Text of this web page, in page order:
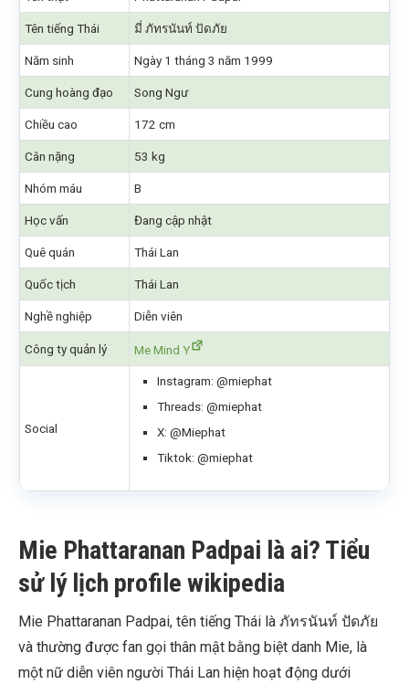
Tên tiếng Thái มี่ ภัทรนันท์ ปัดภัย
Năm sinh Ngày 1 tháng 3 năm 1999
Cung hoàng đạo Song Ngư
Chiều cao 172 cm
Cân nặng 53 kg
Nhóm máu B
Học vấn Đang cập nhật
Quê quán Thái Lan
Quốc tịch Thái Lan
Nghề nghiệp Diễn viên
Công ty quản lý Me Mind Y
Social
Instagram: @miephat
Threads: @miephat
X: @Miephat
Tiktok: @miephat
Mie Phattaranan Padpai là ai? Tiểu
sử lý lịch profile wikipedia
Mie Phattaranan Padpai, tên tiếng Thái là ภัทรนันท์ ปัดภัย
và thường được fan gọi thân mật bằng biệt danh Mie, là
một nữ diễn viên người Thái Lan hiện hoạt động dưới